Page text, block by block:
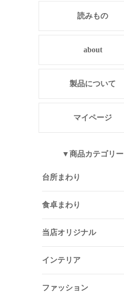
読みもの
about
製品について
マイページ
▼商品カテゴリー
台所まわり
食卓まわり
当店オリジナル
インテリア
ファッション